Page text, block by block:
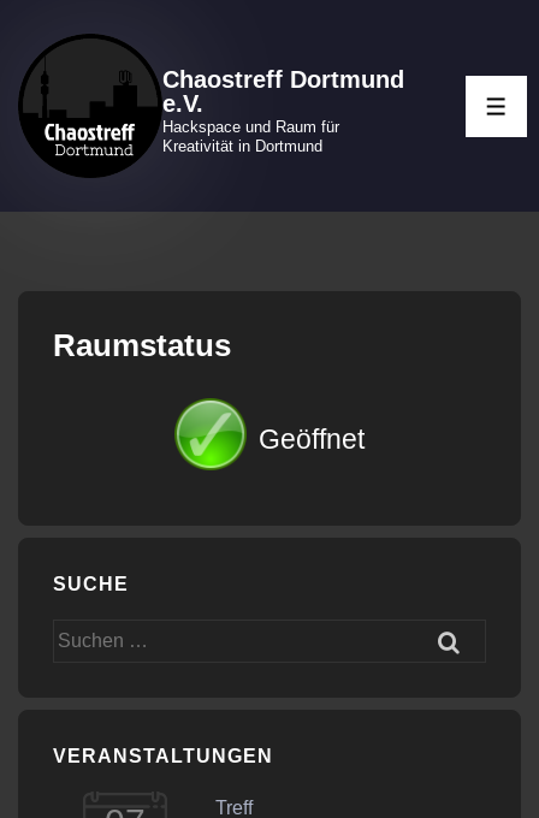
Inhalt
Chaostreff Dortmund
e.V.
Hackspace und Raum für
Kreativität in Dortmund
Raumstatus
Geöffnet
SUCHE
Suchen
VERANSTALTUNGEN
Treff